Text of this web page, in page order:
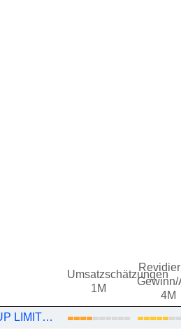
Umsatzschätzungen
1M
Gewinn/
4M
BREVILLE GROUP LIMITED